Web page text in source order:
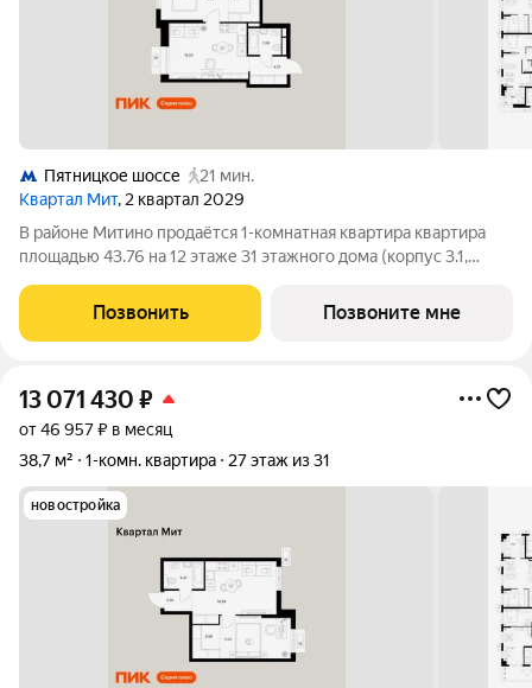
Пятницкое шоссе
21 мин.
Квартал Мит, 2 квартал 2029
В районе Митино продаётся 1-комнатная квартира квартира
площадью 43.76 на 12 этаже 31 этажного дома (корпус 3.1,
расположение 20 минут пешком до станции метро
«Пятницкое шоссе». 8 минут на автомобиле
Позвонить Позвоните мне
13 071 430 ₽
от 46 957 ₽ в месяц
38,7 м²
1-комн. квартира 27 этаж из 31
новостройка